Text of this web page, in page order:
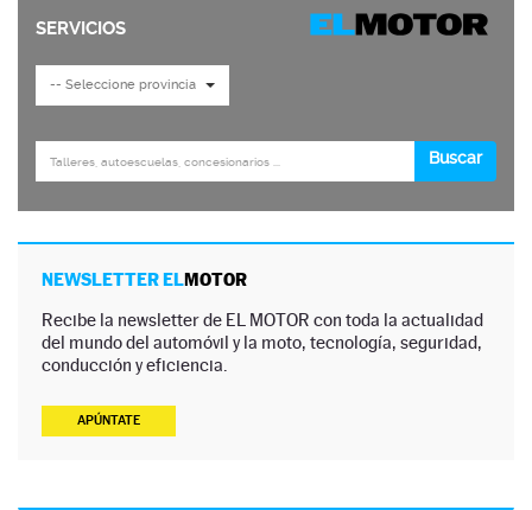
NEWSLETTER ELMOTOR
Recibe la newsletter de EL MOTOR con toda la actualidad
del mundo del automóvil y la moto, tecnología, seguridad,
conducción y eficiencia.
APÚNTATE